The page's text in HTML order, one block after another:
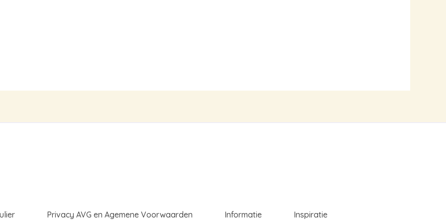
Privacy AVG en Agemene Voorwaarden Informatie Inspiratie